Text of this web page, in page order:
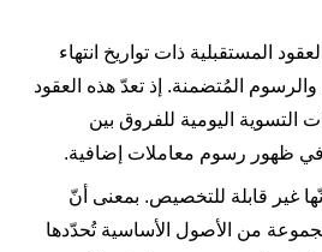
المستقبلية ذات تواريخ انتهاء
والرسوم المُتضمنة. إذ تعدّ هذه العقود
التسوية اليومية للفروق بين
ظهور رسوم معاملات إضافية.
غير قابلة للتخصيص. بمعنى أنّ
من الأصول الأساسية تُحدّدها